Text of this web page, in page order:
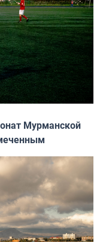
Мурманской